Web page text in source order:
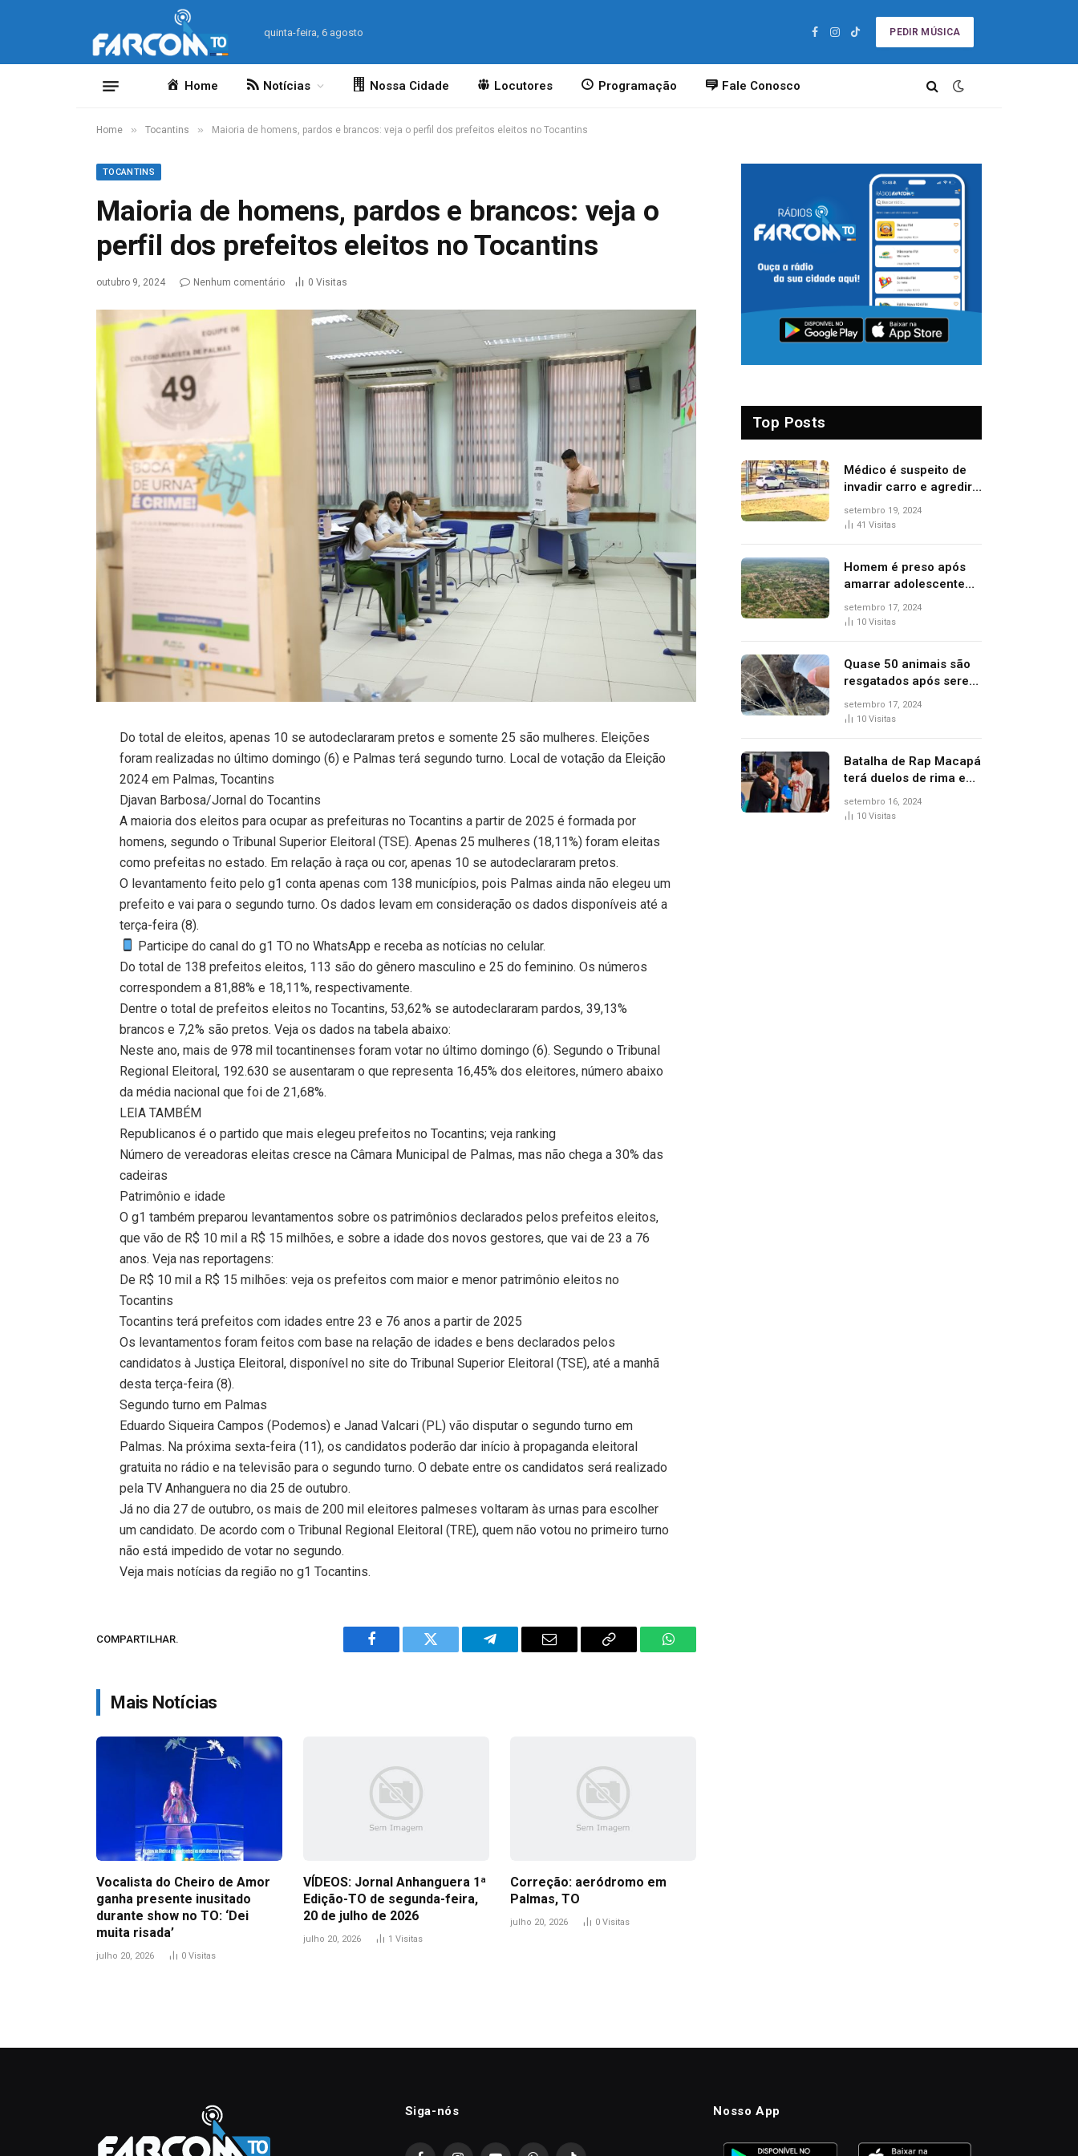
quinta-feira, 6 agosto
Facebook
Instagram
TikTok
PEDIR MÚSICA
Home Notícias Nossa Cidade Locutores Programação Fale Conosco
Home » Tocantins » Maioria de homens, pardos e brancos: veja o perfil dos prefeitos eleitos no Tocantins
TOCANTINS
Maioria de homens, pardos e brancos: veja o
perfil dos prefeitos eleitos no Tocantins
outubro 9, 2024 Nenhum comentário 0 Visitas
Do total de eleitos, apenas 10 se autodeclararam pretos e somente 25 são mulheres. Eleições
foram realizadas no último domingo (6) e Palmas terá segundo turno. Local de votação da Eleição
2024 em Palmas, Tocantins
Djavan Barbosa/Jornal do Tocantins
A maioria dos eleitos para ocupar as prefeituras no Tocantins a partir de 2025 é formada por
homens, segundo o Tribunal Superior Eleitoral (TSE). Apenas 25 mulheres (18,11%) foram eleitas
como prefeitas no estado. Em relação à raça ou cor, apenas 10 se autodeclararam pretos.
O levantamento feito pelo g1 conta apenas com 138 municípios, pois Palmas ainda não elegeu um
prefeito e vai para o segundo turno. Os dados levam em consideração os dados disponíveis até a
terça-feira (8).
Participe do canal do g1 TO no WhatsApp e receba as notícias no celular.
Do total de 138 prefeitos eleitos, 113 são do gênero masculino e 25 do feminino. Os números
correspondem a 81,88% e 18,11%, respectivamente.
Dentre o total de prefeitos eleitos no Tocantins, 53,62% se autodeclararam pardos, 39,13%
brancos e 7,2% são pretos. Veja os dados na tabela abaixo:
Neste ano, mais de 978 mil tocantinenses foram votar no último domingo (6). Segundo o Tribunal
Regional Eleitoral, 192.630 se ausentaram o que representa 16,45% dos eleitores, número abaixo
da média nacional que foi de 21,68%.
LEIA TAMBÉM
Republicanos é o partido que mais elegeu prefeitos no Tocantins; veja ranking
Número de vereadoras eleitas cresce na Câmara Municipal de Palmas, mas não chega a 30% das
cadeiras
Patrimônio e idade
O g1 também preparou levantamentos sobre os patrimônios declarados pelos prefeitos eleitos,
que vão de R$ 10 mil a R$ 15 milhões, e sobre a idade dos novos gestores, que vai de 23 a 76
anos. Veja nas reportagens:
De R$ 10 mil a R$ 15 milhões: veja os prefeitos com maior e menor patrimônio eleitos no
Tocantins
Tocantins terá prefeitos com idades entre 23 e 76 anos a partir de 2025
Os levantamentos foram feitos com base na relação de idades e bens declarados pelos
candidatos à Justiça Eleitoral, disponível no site do Tribunal Superior Eleitoral (TSE), até a manhã
desta terça-feira (8).
Segundo turno em Palmas
Eduardo Siqueira Campos (Podemos) e Janad Valcari (PL) vão disputar o segundo turno em
Palmas. Na próxima sexta-feira (11), os candidatos poderão dar início à propaganda eleitoral
gratuita no rádio e na televisão para o segundo turno. O debate entre os candidatos será realizado
pela TV Anhanguera no dia 25 de outubro.
Já no dia 27 de outubro, os mais de 200 mil eleitores palmeses voltaram às urnas para escolher
um candidato. De acordo com o Tribunal Regional Eleitoral (TRE), quem não votou no primeiro turno
não está impedido de votar no segundo.
Veja mais notícias da região no g1 Tocantins.
COMPARTILHAR.
Facebook Twitter Telegram Email
Copy
WhatsApp
Mais Notícias
Vocalista do Cheiro de Amor
ganha presente inusitado
durante show no TO: ‘Dei
muita risada’
julho 20, 2026 0 Visitas
VÍDEOS: Jornal Anhanguera 1ª
Edição-TO de segunda-feira,
20 de julho de 2026
julho 20, 2026 1 Visitas
Correção: aeródromo em
Palmas, TO
julho 20, 2026 0 Visitas
Top Posts
Médico é suspeito de
invadir carro e agredir
delegado aposentado
durante confusão no
setembro 19, 2024
41 Visitas
Homem é preso após
amarrar adolescente
suspeito de furto em
estaca de cerca e
setembro 17, 2024
10 Visitas
Quase 50 animais são
resgatados após serem
vítimas de incêndios
florestais no Tocantins
setembro 17, 2024
10 Visitas
Batalha de Rap Macapá
terá duelos de rima e
venda de comidas
típicas no Mercado
setembro 16, 2024
10 Visitas
Siga-nós Nosso App